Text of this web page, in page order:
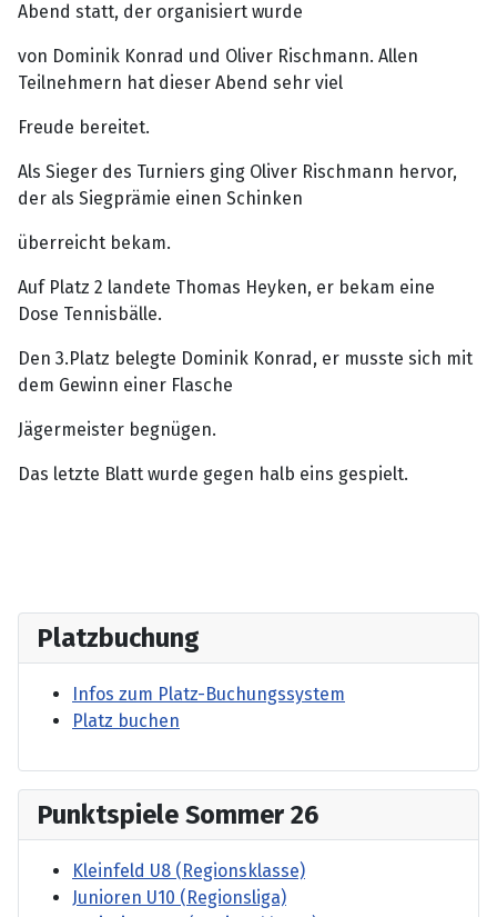
Abend statt, der organisiert wurde
von Dominik Konrad und Oliver Rischmann. Allen
Teilnehmern hat dieser Abend sehr viel
Freude bereitet.
Als Sieger des Turniers ging Oliver Rischmann hervor,
der als Siegprämie einen Schinken
überreicht bekam.
Auf Platz 2 landete Thomas Heyken, er bekam eine
Dose Tennisbälle.
Den 3.Platz belegte Dominik Konrad, er musste sich mit
dem Gewinn einer Flasche
Jägermeister begnügen.
Das letzte Blatt wurde gegen halb eins gespielt.
Platzbuchung
Infos zum Platz-Buchungssystem
Platz buchen
Punktspiele Sommer 26
Kleinfeld U8 (Regionsklasse)
Junioren U10 (Regionsliga)